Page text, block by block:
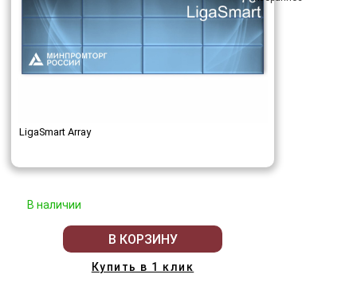
LigaSmart Array
В наличии
В КОРЗИНУ
Купить в 1 клик